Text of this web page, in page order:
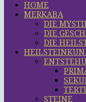
HOME
MERKABA
DIE
DIE
DIE
STEINE